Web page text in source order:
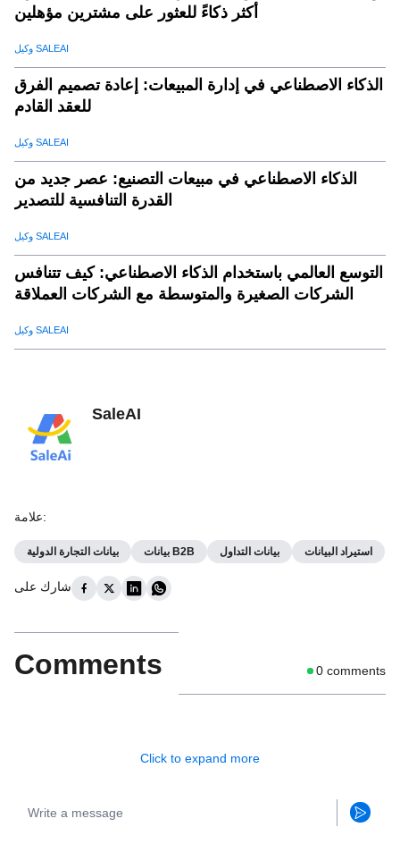
أكثر ذكاءً للعثور على مشترين مؤهلين
وكيل SALEAI
الذكاء الاصطناعي في إدارة المبيعات: إعادة تصميم الفرق
للعقد القادم
وكيل SALEAI
الذكاء الاصطناعي في مبيعات التصنيع: عصر جديد من
القدرة التنافسية للتصدير
وكيل SALEAI
التوسع العالمي باستخدام الذكاء الاصطناعي: كيف تتنافس
الشركات الصغيرة والمتوسطة مع الشركات العملاقة
وكيل SALEAI
SaleAI
علامة:
بيانات التجارة الدولية بيانات B2B بيانات التداول استيراد البيانات
شارك على
Comments 0 comments
Click to expand more